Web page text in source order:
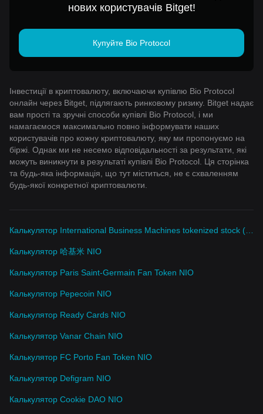
нових користувачів Bitget!
Купуйте Bio Protocol
Інвестиції в криптовалюту, включаючи купівлю Bio Protocol
онлайн через Bitget, підлягають ринковому ризику. Bitget надає
вам прості та зручні способи купівлі Bio Protocol, і ми
намагаємося максимально повно інформувати наших
користувачів про кожну криптовалюту, яку ми пропонуємо на
біржі. Однак ми не несемо відповідальності за результати, які
можуть виникнути в результаті купівлі Bio Protocol. Ця сторінка
та будь-яка інформація, що тут міститься, не є схваленням
будь-якої конкретної криптовалюти.
Калькулятор 哈基米 NIO
Калькулятор Paris Saint-Germain Fan Token NIO
Калькулятор Pepecoin NIO
Калькулятор Ready Cards NIO
Калькулятор Vanar Chain NIO
Калькулятор FC Porto Fan Token NIO
Калькулятор Defigram NIO
Калькулятор Cookie DAO NIO